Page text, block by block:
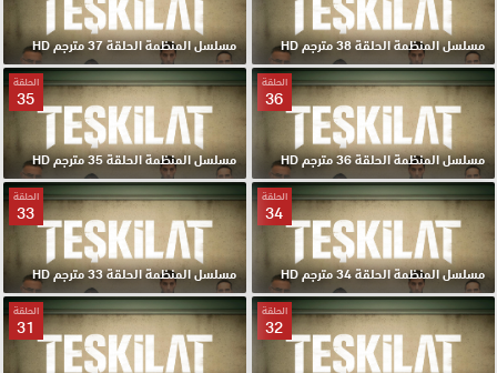
مسلسل المنظمة الحلقة 38 مترجم HD مسلسل المنظمة الحلقة 37 مترجم HD
الحلقة
36
مسلسل المنظمة الحلقة 36 مترجم HD
الحلقة
35
مسلسل المنظمة الحلقة 35 مترجم HD
الحلقة
34
مسلسل المنظمة الحلقة 34 مترجم HD
الحلقة
33
مسلسل المنظمة الحلقة 33 مترجم HD
الحلقة
32
الحلقة
31